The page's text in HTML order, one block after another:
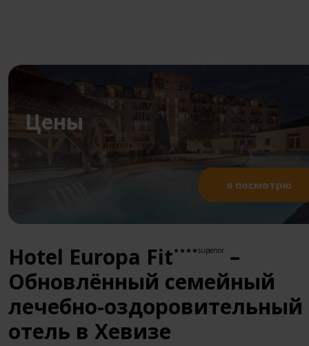
Цены
я посмотрю
Hotel Europa Fit★★★★superior
–
Обновлённый семейный
лечебно-оздоровительный
отель в Хевизе